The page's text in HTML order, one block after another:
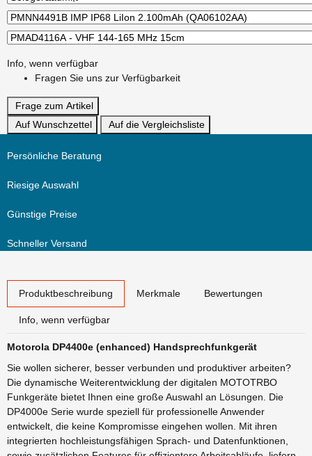
Info, wenn verfügbar
Fragen Sie uns zur Verfügbarkeit
Frage zum Artikel
Auf Wunschzettel
Auf die Vergleichsliste
Persönliche Beratung
Riesige Auswahl
Günstige Preise
Schneller Versand
Produktbeschreibung Merkmale Bewertungen
Info, wenn verfügbar
Motorola DP4400e (enhanced) Handsprechfunkgerät
Sie wollen sicherer, besser verbunden und produktiver arbeiten?
Die dynamische Weiterentwicklung der digitalen MOTOTRBO
Funkgeräte bietet Ihnen eine große Auswahl an Lösungen. Die
DP4000e Serie wurde speziell für professionelle Anwender
entwickelt, die keine Kompromisse eingehen wollen. Mit ihren
integrierten hochleistungsfähigen Sprach- und Datenfunktionen,